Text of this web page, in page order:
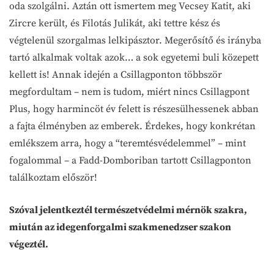
oda szolgálni. Aztán ott ismertem meg Vecsey Katit, aki
Zircre került, és Filotás Julikát, aki tettre kész és
végtelenül szorgalmas lelkipásztor. Megerősítő és irányba
tartó alkalmak voltak azok… a sok egyetemi buli közepett
kellett is! Annak idején a Csillagponton többször
megfordultam – nem is tudom, miért nincs Csillagpont
Plus, hogy harmincöt év felett is részesülhessenek abban
a fajta élményben az emberek. Érdekes, hogy konkrétan
emlékszem arra, hogy a “teremtésvédelemmel” – mint
fogalommal – a Fadd-Domboriban tartott Csillagponton
találkoztam először!
Szóval jelentkeztél természetvédelmi mérnök szakra,
miután az idegenforgalmi szakmenedzser szakon
végeztél.